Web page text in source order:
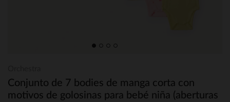
Conjunto de 7 bodies de manga corta con
motivos de golosinas para bebé niña (aberturas